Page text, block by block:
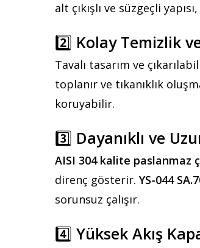
alt çıkışlı ve süzgeçli
2️⃣ Kolay Temizlik
Tavalı tasarım ve
toplanır ve tıkanıklık
koruyabilir.
3️⃣ Dayanıklı ve
AISI 304 kalite paslanmaz
direnç gösterir. YS-044
sorunsuz çalışır.
4️⃣ Yüksek Akış